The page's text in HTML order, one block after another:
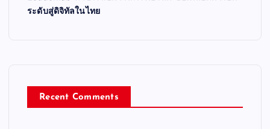
ระดับสู่ดิจิทัลในไทย
Recent Comments